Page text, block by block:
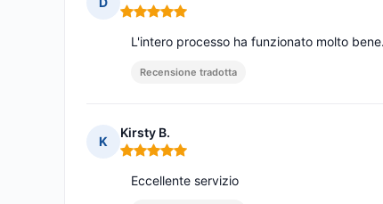
Nota: 5 su 5
L'intero processo ha funzionato molto
Recensione tradotta
K
Kirsty B.
Nota: 5 su 5
Eccellente servizio